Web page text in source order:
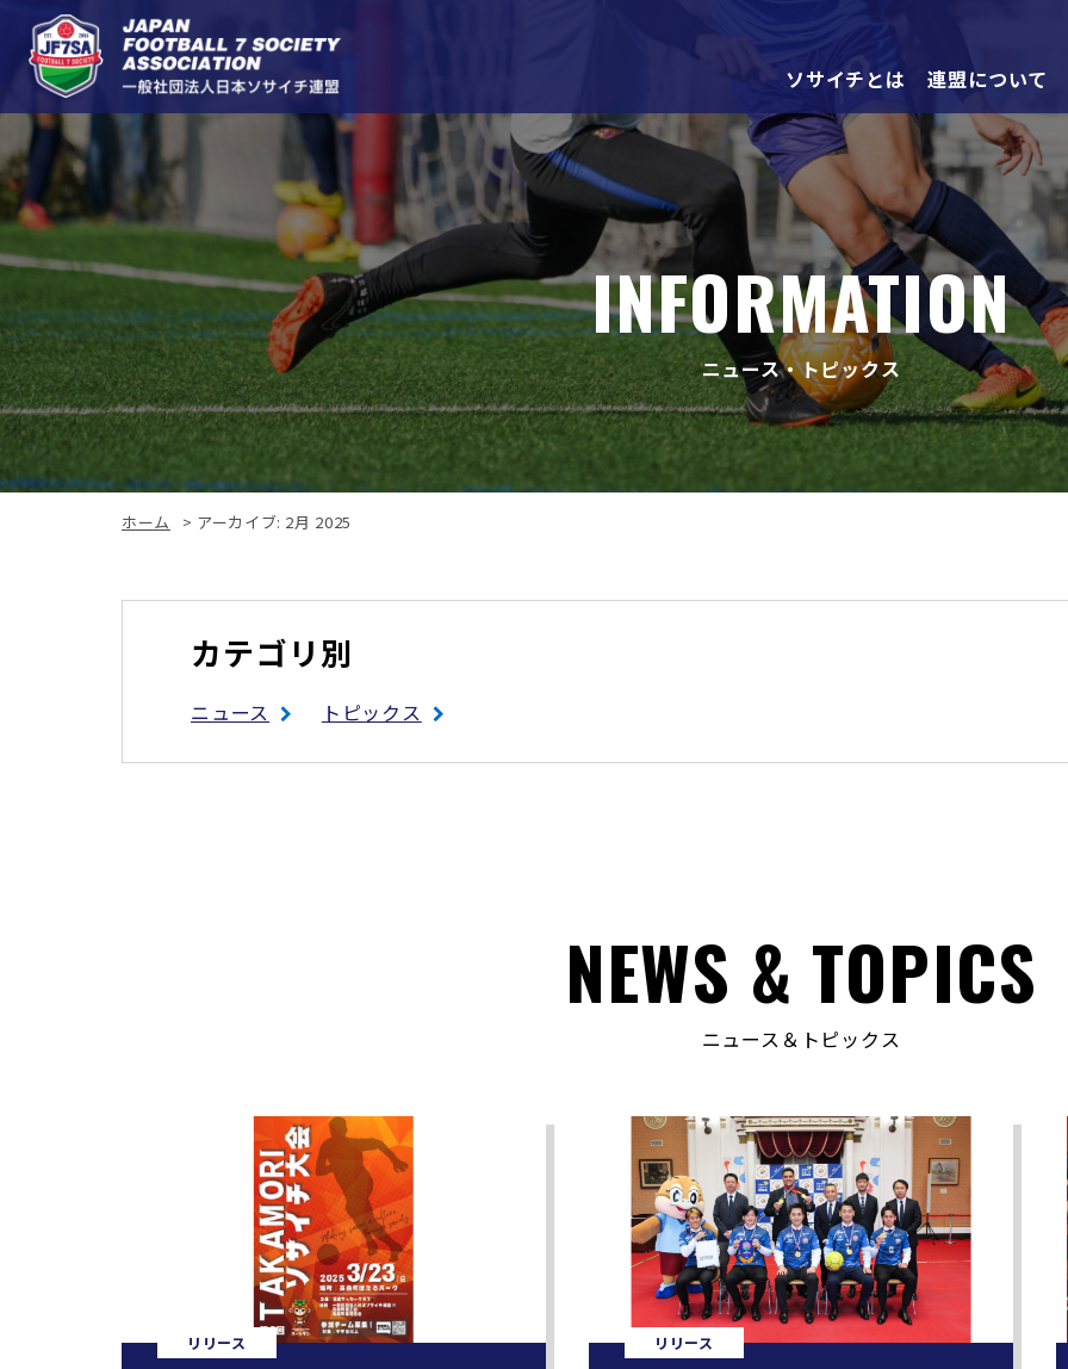
ソサイチとは 連盟について
INFORMATION
ニュース・トピックス
ホーム > アーカイブ: 2月 2025
カテゴリ別
ニュース トピックス
NEWS & TOPICS
ニュース＆トピックス
リリース リリース